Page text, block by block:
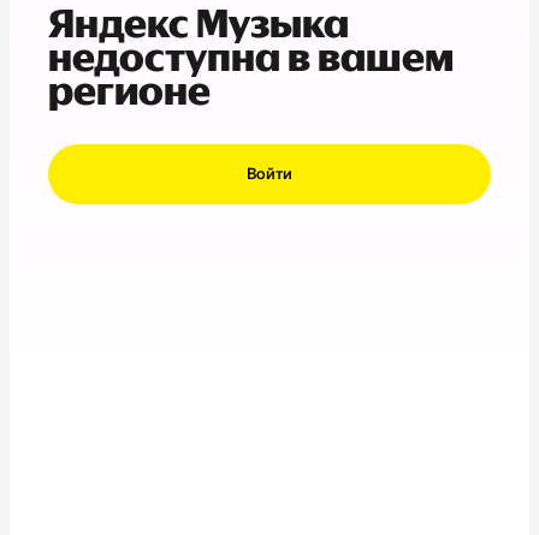
Яндекс Музыка
недоступна в вашем
регионе
Войти